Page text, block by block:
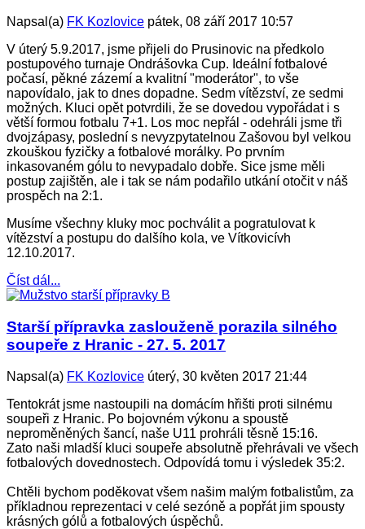
Napsal(a) FK Kozlovice pátek, 08 září 2017 10:57
V úterý 5.9.2017, jsme přijeli do Prusinovic na předkolo
postupového turnaje Ondrášovka Cup. Ideální fotbalové
počasí, pěkné zázemí a kvalitní "moderátor", to vše
napovídalo, jak to dnes dopadne. Sedm vítězství, ze sedmi
možných. Kluci opět potvrdili, že se dovedou vypořádat i s
větší formou fotbalu 7+1. Los moc nepřál - odehráli jsme tři
dvojzápasy, poslední s nevyzpytatelnou Zašovou byl velkou
zkouškou fyzičky a fotbalové morálky. Po prvním
inkasovaném gólu to nevypadalo dobře. Sice jsme měli
postup zajištěn, ale i tak se nám podařilo utkání otočit v náš
prospěch na 2:1.
Musíme všechny kluky moc pochválit a pogratulovat k
vítězství a postupu do dalšího kola, ve Vítkovicívh
12.10.2017.
Číst dál...
Starší přípravka zaslouženě porazila silného
soupeře z Hranic - 27. 5. 2017
Napsal(a) FK Kozlovice úterý, 30 květen 2017 21:44
Tentokrát jsme nastoupili na domácím hřišti proti silnému
soupeři z Hranic. Po bojovném výkonu a spoustě
neproměněných šancí, naše U11 prohráli těsně 15:16.
Zato naši mladší kluci soupeře absolutně přehrávali ve všech
fotbalových dovednostech. Odpovídá tomu i výsledek 35:2.
Chtěli bychom poděkovat všem našim malým fotbalistům, za
příkladnou reprezentaci v celé sezóně a popřát jim spousty
krásných gólů a fotbalových úspěchů.